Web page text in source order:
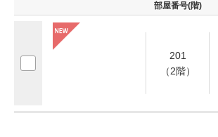
部屋番号(階)
201
（2階）